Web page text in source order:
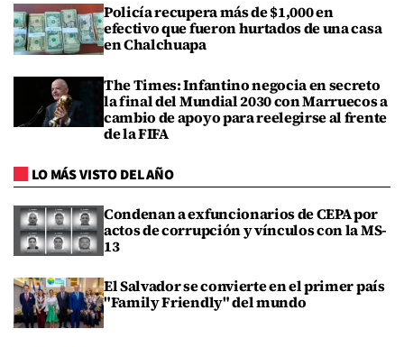
Policía recupera más de $1,000 en
efectivo que fueron hurtados de una casa
en Chalchuapa
The Times: Infantino negocia en secreto
la final del Mundial 2030 con Marruecos a
cambio de apoyo para reelegirse al frente
de la FIFA
LO MÁS VISTO DEL AÑO
Condenan a exfuncionarios de CEPA por
actos de corrupción y vínculos con la MS-
13
El Salvador se convierte en el primer país
"Family Friendly" del mundo